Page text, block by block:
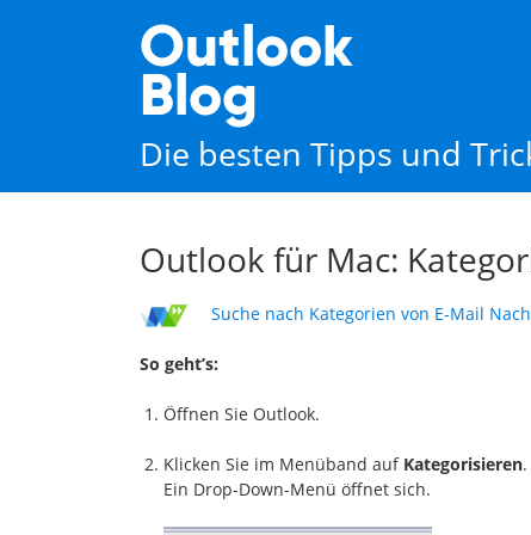
Outlook
Blog
Die besten Tipps und
Outlook für Mac:
Suche nach Kategorien von E-Mail
So geht’s:
Öffnen Sie Outlook.
Klicken Sie im Menüband auf Kategorisieren.
Ein Drop-Down-Menü öffnet sich.